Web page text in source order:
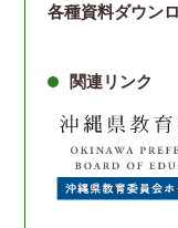
各種資料ダウン
関連リンク